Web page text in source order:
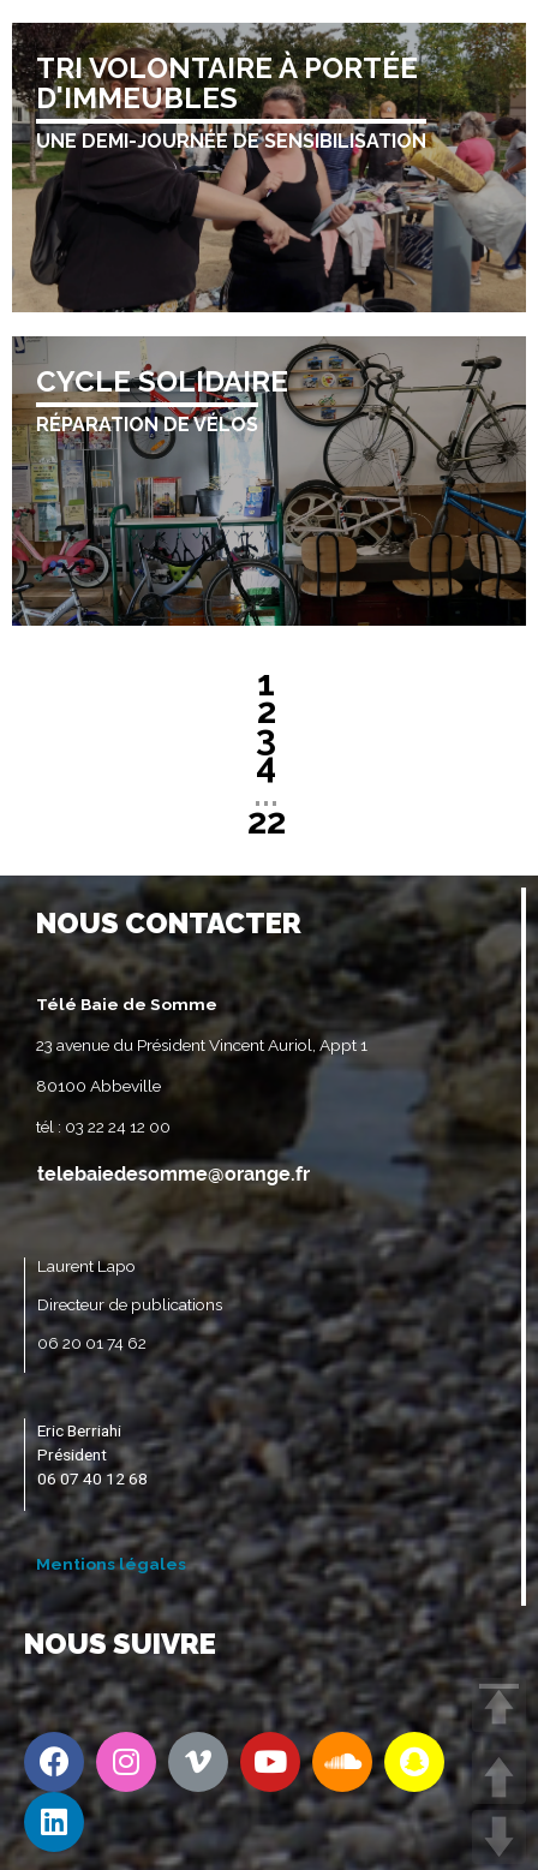
TRI VOLONTAIRE À PORTÉE
D'IMMEUBLES
UNE DEMI-JOURNÉE DE SENSIBILISATION
CYCLE SOLIDAIRE
RÉPARATION DE VÉLOS
1
2
3
4
...
22
NOUS CONTACTER
Télé Baie de Somme
23 avenue du Président Vincent Auriol, Appt 1
80100 Abbeville
tél : 03 22 24 12 00
Laurent Lapo
Directeur de publications
06 20 01 74 62
Eric Berriahi
Président
06 07 40 12 68
Mentions légales
NOUS SUIVRE